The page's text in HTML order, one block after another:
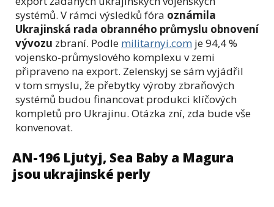
systémů. V rámci výsledků fóra oznámila
Ukrajinská rada obranného průmyslu obnovení
vývozu zbraní. Podle militarnyi.com je 94,4 %
vojensko-průmyslového komplexu v zemi
připraveno na export. Zelenskyj se sám vyjádřil
v tom smyslu, že přebytky výroby zbraňových
systémů budou financovat produkci klíčových
kompletů pro Ukrajinu. Otázka zní, zda bude vše
konvenovat.
AN-196 Ljutyj, Sea Baby a Magura
jsou ukrajinské perly